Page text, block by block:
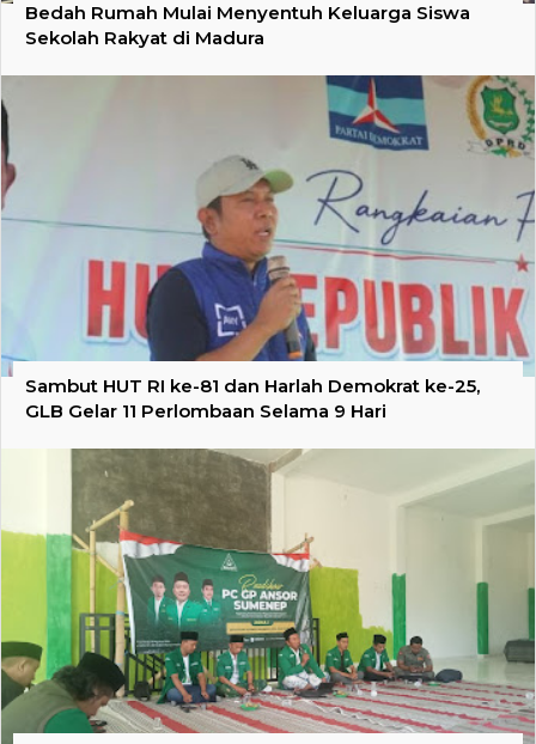
Bedah Rumah Mulai Menyentuh Keluarga Siswa
Sekolah Rakyat di Madura
Sambut HUT RI ke-81 dan Harlah Demokrat ke-25,
GLB Gelar 11 Perlombaan Selama 9 Hari